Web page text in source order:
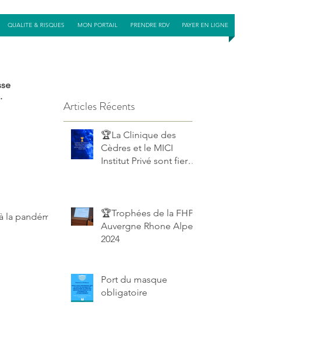
QUALITE & RISQUES MON PORTAIL PRENDRE RDV PAYER EN LIGNE
pandémie
Articles Récents
🏆La Clinique des
Cèdres et le MICI
Institut Privé sont fiers
Hospital Awards 2025!
🏆Trophées de la FHP
Auvergne Rhone Alpes
2024
Port du masque
obligatoire